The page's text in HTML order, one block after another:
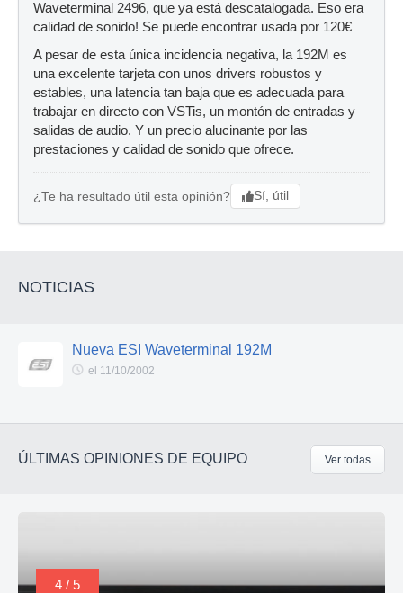
Waveterminal 2496, que ya está descatalogada. Eso era
calidad de sonido! Se puede encontrar usada por 120€
A pesar de esta única incidencia negativa, la 192M es
una excelente tarjeta con unos drivers robustos y
estables, una latencia tan baja que es adecuada para
trabajar en directo con VSTis, un montón de entradas y
salidas de audio. Y un precio alucinante por las
prestaciones y calidad de sonido que ofrece.
¿Te ha resultado útil esta opinión? Sí, útil
NOTICIAS
Nueva ESI Waveterminal 192M
el 11/10/2002
ÚLTIMAS OPINIONES DE EQUIPO Ver todas
4 / 5